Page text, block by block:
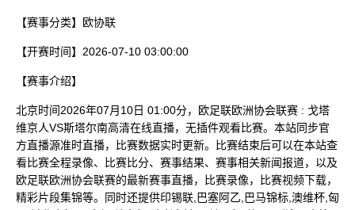
【赛事分类】 欧协联
【开赛时间】 2026-07-10 03:00:00
【赛事介绍】
北京时间2026年07月10日 01:00分，欧足联欧洲协会联赛 : 戈塔
维京人VS斯塔尔南高清在线直播，无插件观看比赛。本站同步官
方直播源准时直播，比赛数据实时更新。比赛结束后可以在本站查
看比赛全程录像、比赛比分、赛事结果、赛事相关新闻报道，以及
欧足联欧洲协会联赛的最新赛事直播，比赛录像，比赛视频下载，
精彩片段集锦等。同时还提供印锡联,巴塞阿乙,巴马锦标,澳维杯,匈